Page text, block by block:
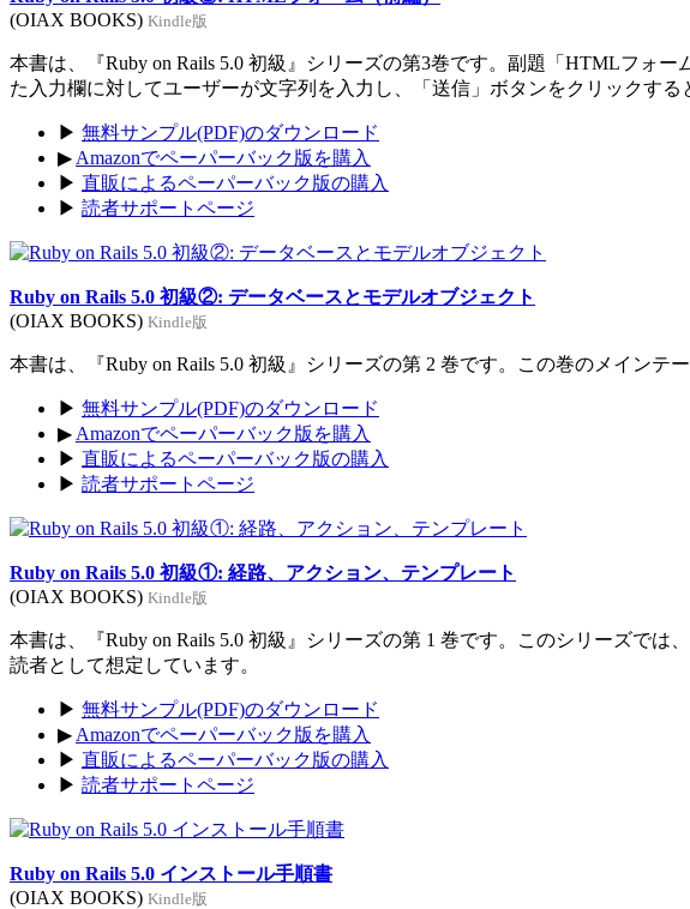
(OIAX BOOKS) Kindle版
本書は、『Ruby on Rails 5.0 初級』シリーズの第3巻です。副題「HTMLフォ
た入力欄に対してユーザーが文字列を入力し、「送信」ボタンをクリックす
▶ 無料サンプル(PDF)のダウンロード
▶ Amazonでペーパーバック版を購入
▶ 直販によるペーパーバック版の購入
▶ 読者サポートページ
Ruby on Rails 5.0 初級②: データベースとモデルオブジェクト
(OIAX BOOKS) Kindle版
本書は、『Ruby on Rails 5.0 初級』シリーズの第 2 巻です。この巻のメインテ
▶ 無料サンプル(PDF)のダウンロード
▶ Amazonでペーパーバック版を購入
▶ 直販によるペーパーバック版の購入
▶ 読者サポートページ
Ruby on Rails 5.0 初級①: 経路、アクション、テンプレート
(OIAX BOOKS) Kindle版
本書は、『Ruby on Rails 5.0 初級』シリーズの第 1 巻です。このシリーズで
読者として想定しています。
▶ 無料サンプル(PDF)のダウンロード
▶ Amazonでペーパーバック版を購入
▶ 直販によるペーパーバック版の購入
▶ 読者サポートページ
Ruby on Rails 5.0 インストール手順書
(OIAX BOOKS) Kindle版